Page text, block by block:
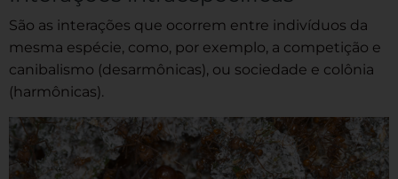
São as interações que ocorrem entre indivíduos da
mesma espécie, como, por exemplo, a competição e
canibalismo (desarmônicas), ou sociedade e colônia
(harmônicas).